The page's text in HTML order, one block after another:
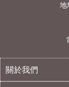
地
關於我們